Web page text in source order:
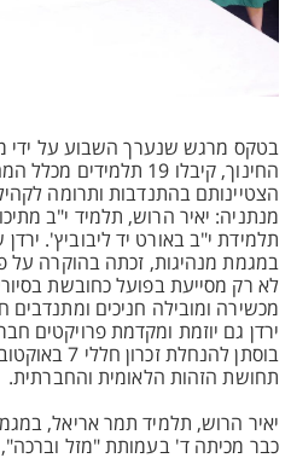
בטקס מרגש שנערך השבוע על ידי
החינוך, קיבלו 19
הצטיינותם בהתנדבות ותרומה
מנתניה: יאיר הרוש, תלמיד י"ב
במגמת מנהיגות, זכתה בהוקרה
לא רק מסייעת בפועל כחובשת
מכשירה ומובילה חניכים
ירדן גם יוזמת ומקדמת פרויקטים
בוסתן
תחושת הזהות הלאומית והחברתית.
יאיר הרוש, תלמיד תמר אריאל,
כבר מכיתה ד' בעמותת "מזל